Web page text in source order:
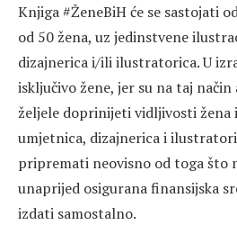
Knjiga #ŽeneBiH će se sastojati
od 50 žena, uz jedinstvene
dizajnerica i/ili ilustratorica. U
isključivo žene, jer su na taj
željele doprinijeti vidljivosti žena
umjetnica, dizajnerica i
pripremati neovisno od toga što
unaprijed osigurana finansijska
izdati samostalno.